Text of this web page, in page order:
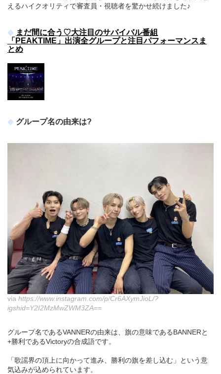
えるハイクオリティで審査員・視聴者を驚かせ続けました♪
まだ間に合う♡大注目のサバイバル番組
「PEAKTIME」出演全グループと注目パフォーマンスま
とめ
グループ名の由来は?
via https://www.instagram.com/p/Cr6AXymJioL/?
igshid=Y2I2MzMwZWM3ZA==
グループ名であるVANNERの由来は、旗の意味であるBANNERと
+勝利であるVictoryの合成語です。
「歌謡界の頂上に向かって進み、勝利の旗を差し込む」という意
気込みが込められています。